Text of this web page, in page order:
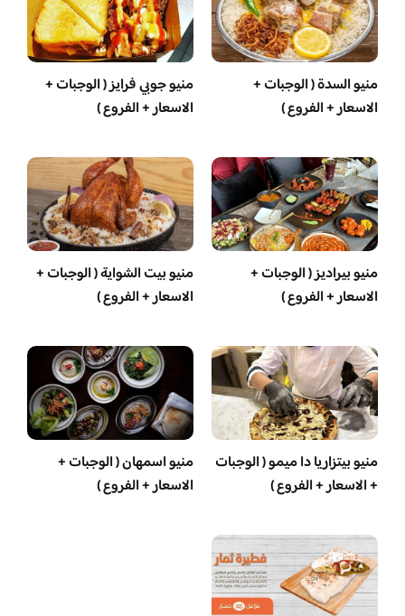
منيو السدة ( الوجبات +
الاسعار + الفروع )
منيو جوبي فرايز ( الوجبات +
الاسعار + الفروع )
منيو بيراديز ( الوجبات +
الاسعار + الفروع )
منيو بيت الشواية ( الوجبات +
الاسعار + الفروع )
منيو بيتزاريا دا ميمو ( الوجبات
+ الاسعار + الفروع )
منيو اسمهان ( الوجبات +
الاسعار + الفروع )